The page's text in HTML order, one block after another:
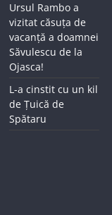
Ursul Rambo a
vizitat căsuța de
vacanță a doamnei
Săvulescu de la
Ojasca!
L-a cinstit cu un kil
de Țuică de
Spătaru